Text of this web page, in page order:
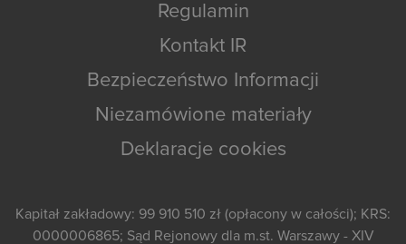
Regulamin
Kontakt IR
Bezpieczeństwo Informacji
Niezamówione materiały
Deklaracje cookies
Kapitał zakładowy: 99 910 510 zł (opłacony w całości); KRS:
0000006865; Sąd Rejonowy dla m.st. Warszawy - XIV